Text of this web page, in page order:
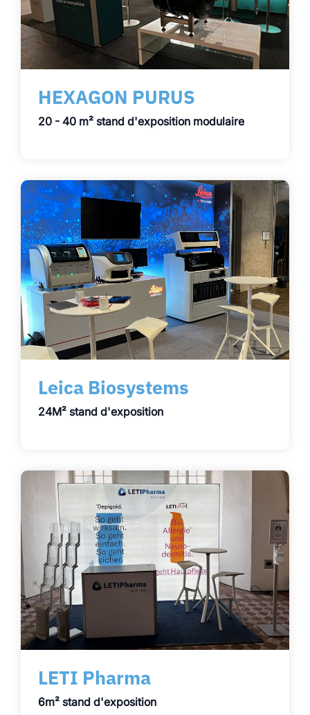
HEXAGON PURUS
20 - 40 m² stand d'exposition modulaire
Leica Biosystems
24M² stand d'exposition
LETI Pharma
6m² stand d'exposition